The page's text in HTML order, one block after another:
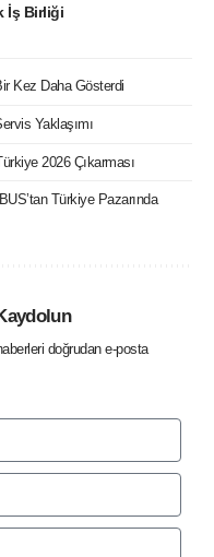
İş Birliği
Kez Daha Gösterdi
Yaklaşımı
2026 Çıkarması
Türkiye Pazarında
doğrudan e-posta